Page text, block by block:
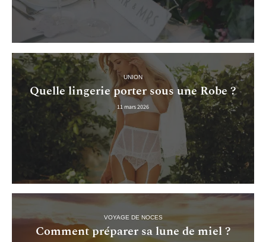
UNION
Quelle lingerie porter sous une Robe ?
11 mars 2026
VOYAGE DE NOCES
Comment préparer sa lune de miel ?